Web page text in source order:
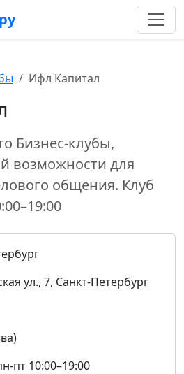
Ифл Капитал
Бизнес-клубы,
возможности для
общения. Клуб
ул., 7, Санкт-Петербург
пт 10:00–19:00